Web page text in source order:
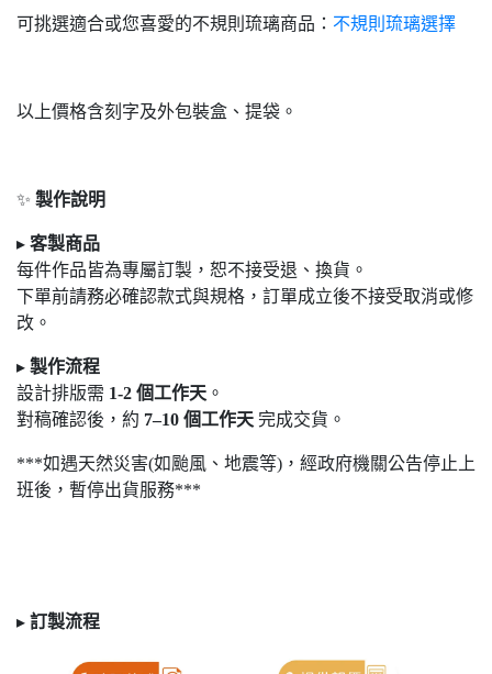
可挑選適合或您喜愛的不規則琉璃商品： 不規則琉璃選擇
以上價格含刻字及外包裝盒、提袋。
✨ 製作說明
▸ 客製商品
每件作品皆為專屬訂製，恕不接受退 、換貨。
下單前請務必確認款式與規格，訂單成立後不接受取消或修
改。
▸ 製作流程
設計排版需 1-2 個工作天 。
對稿確認後，約 7–10 個工作天 完成交貨。
***如遇天然災害(如颱風、地震等)，經政府機關公告停止上
班後，暫停出貨服務***
▸ 訂製流程